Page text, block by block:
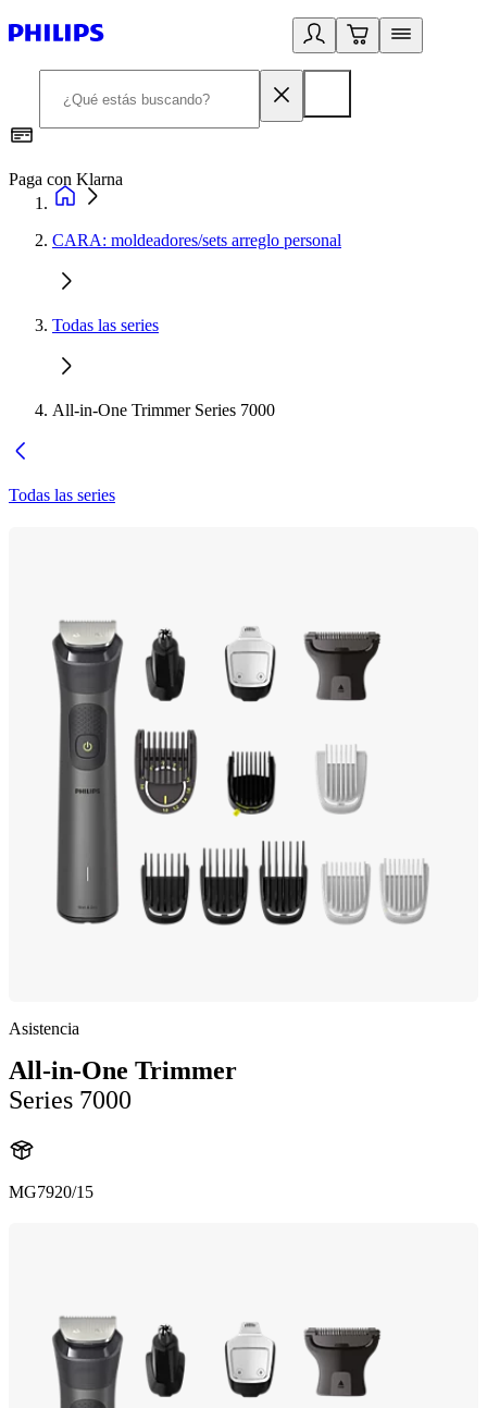
Paga con Klarna
CARA: moldeadores/sets arreglo personal
Todas las series
All-in-One Trimmer Series 7000
Todas las series
Asistencia
All-in-One Trimmer
Series 7000
MG7920/15